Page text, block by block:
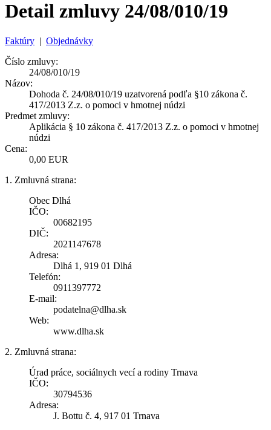
Detail zmluvy 24/08/010/19
Faktúry | Objednávky
Číslo zmluvy:
24/08/010/19
Názov:
Dohoda č. 24/08/010/19 uzatvorená podľa §10 zákona č.
417/2013 Z.z. o pomoci v hmotnej núdzi
Predmet zmluvy:
Aplikácia § 10 zákona č. 417/2013 Z.z. o pomoci v hmotnej
núdzi
Cena:
0,00 EUR
1. Zmluvná strana:
Obec Dlhá
IČO:
00682195
DIČ:
2021147678
Adresa:
Dlhá 1, 919 01 Dlhá
Telefón:
0911397772
E-mail:
podatelna@dlha.sk
Web:
www.dlha.sk
2. Zmluvná strana:
Úrad práce, sociálnych vecí a rodiny Trnava
IČO:
30794536
Adresa:
J. Bottu č. 4, 917 01 Trnava